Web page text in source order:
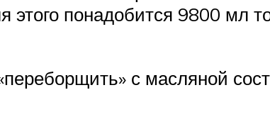
этого понадобится 9800 мл
с масляной